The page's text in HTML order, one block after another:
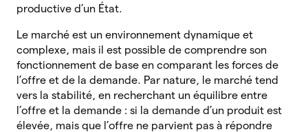
productive d’un État.
Le marché est un environnement dynamique et
complexe, mais il est possible de comprendre son
fonctionnement de base en comparant les forces de
l’offre et de la demande. Par nature, le marché tend
vers la stabilité, en recherchant un équilibre entre
l’offre et la demande : si la demande d’un produit est
élevée, mais que l’offre ne parvient pas à répondre